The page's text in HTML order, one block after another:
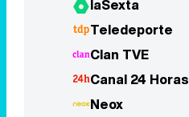
laSexta
Teledeporte
Clan TVE
Canal 24 Horas
Neox